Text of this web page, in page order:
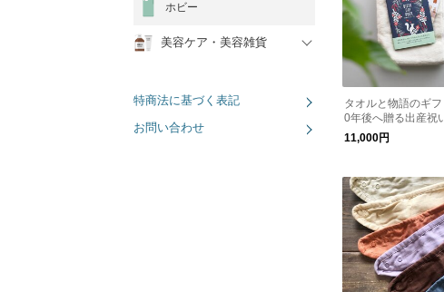
ホビー
美容ケア・美容雑貨
特商法に基づく表記
お問い合わせ
タオルと物語のギ
0年後へ贈る出産祝
ト（ラッピング・ポ
ード付）【送料無料
11,000円